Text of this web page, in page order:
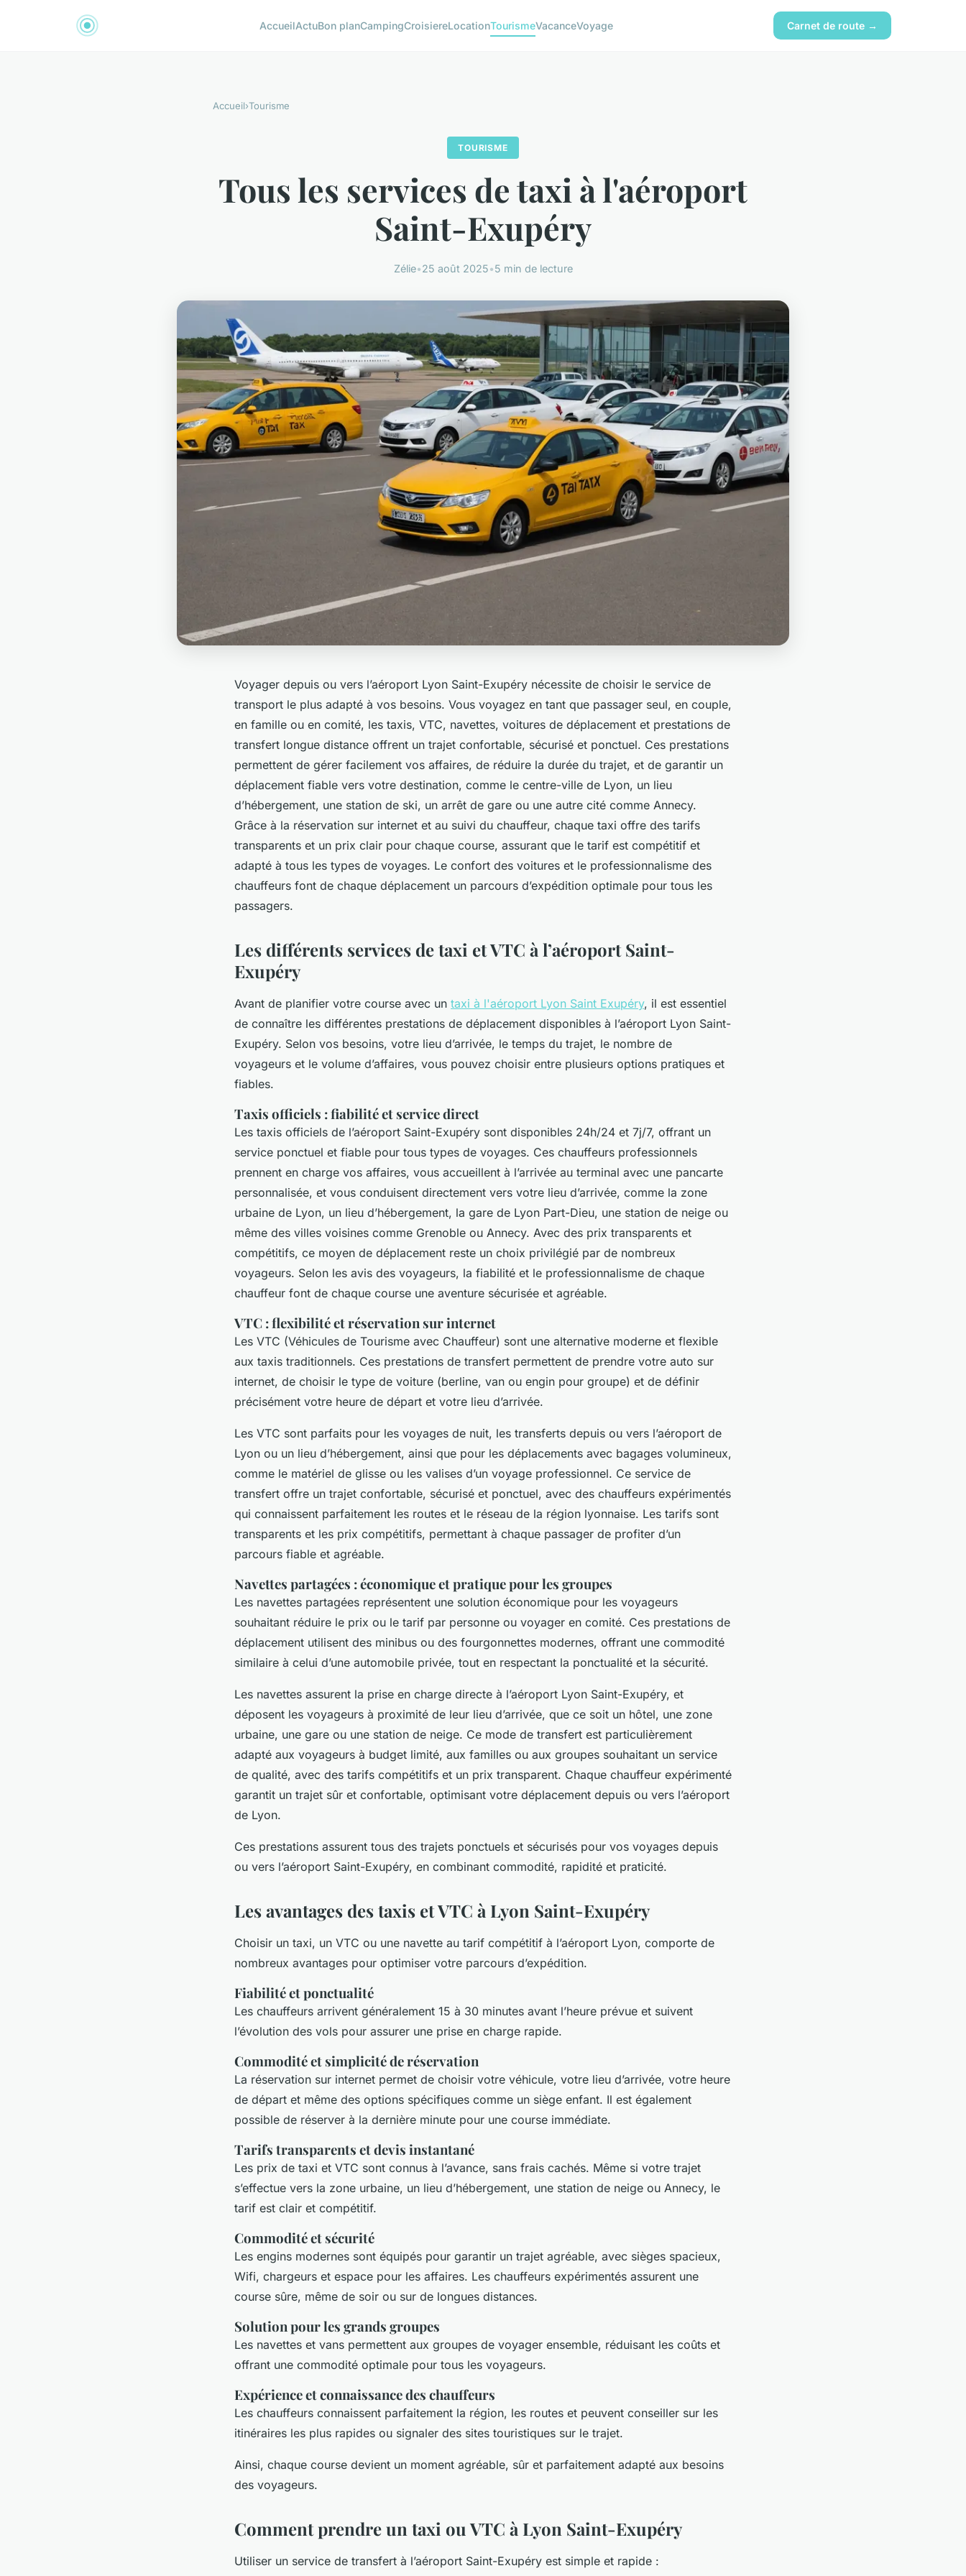
AccueilActuBon planCampingCroisiereLocationTourismeVacanceVoyage Carnet de route →
Accueil›Tourisme
TOURISME
Tous les services de taxi à l'aéroport
Saint-Exupéry
Zélie•25 août 2025•5 min de lecture
Voyager depuis ou vers l’aéroport Lyon Saint-Exupéry nécessite de choisir le service de
transport le plus adapté à vos besoins. Vous voyagez en tant que passager seul, en couple,
en famille ou en comité, les taxis, VTC, navettes, voitures de déplacement et prestations de
transfert longue distance offrent un trajet confortable, sécurisé et ponctuel. Ces prestations
permettent de gérer facilement vos affaires, de réduire la durée du trajet, et de garantir un
déplacement fiable vers votre destination, comme le centre-ville de Lyon, un lieu
d’hébergement, une station de ski, un arrêt de gare ou une autre cité comme Annecy.
Grâce à la réservation sur internet et au suivi du chauffeur, chaque taxi offre des tarifs
transparents et un prix clair pour chaque course, assurant que le tarif est compétitif et
adapté à tous les types de voyages. Le confort des voitures et le professionnalisme des
chauffeurs font de chaque déplacement un parcours d’expédition optimale pour tous les
passagers.
Les différents services de taxi et VTC à l’aéroport Saint-
Exupéry
Avant de planifier votre course avec un taxi à l'aéroport Lyon Saint Exupéry, il est essentiel
de connaître les différentes prestations de déplacement disponibles à l’aéroport Lyon Saint-
Exupéry. Selon vos besoins, votre lieu d’arrivée, le temps du trajet, le nombre de
voyageurs et le volume d’affaires, vous pouvez choisir entre plusieurs options pratiques et
fiables.
Taxis officiels : fiabilité et service direct
Les taxis officiels de l’aéroport Saint-Exupéry sont disponibles 24h/24 et 7j/7, offrant un
service ponctuel et fiable pour tous types de voyages. Ces chauffeurs professionnels
prennent en charge vos affaires, vous accueillent à l’arrivée au terminal avec une pancarte
personnalisée, et vous conduisent directement vers votre lieu d’arrivée, comme la zone
urbaine de Lyon, un lieu d’hébergement, la gare de Lyon Part-Dieu, une station de neige ou
même des villes voisines comme Grenoble ou Annecy. Avec des prix transparents et
compétitifs, ce moyen de déplacement reste un choix privilégié par de nombreux
voyageurs. Selon les avis des voyageurs, la fiabilité et le professionnalisme de chaque
chauffeur font de chaque course une aventure sécurisée et agréable.
VTC : flexibilité et réservation sur internet
Les VTC (Véhicules de Tourisme avec Chauffeur) sont une alternative moderne et flexible
aux taxis traditionnels. Ces prestations de transfert permettent de prendre votre auto sur
internet, de choisir le type de voiture (berline, van ou engin pour groupe) et de définir
précisément votre heure de départ et votre lieu d’arrivée.
Les VTC sont parfaits pour les voyages de nuit, les transferts depuis ou vers l’aéroport de
Lyon ou un lieu d’hébergement, ainsi que pour les déplacements avec bagages volumineux,
comme le matériel de glisse ou les valises d’un voyage professionnel. Ce service de
transfert offre un trajet confortable, sécurisé et ponctuel, avec des chauffeurs expérimentés
qui connaissent parfaitement les routes et le réseau de la région lyonnaise. Les tarifs sont
transparents et les prix compétitifs, permettant à chaque passager de profiter d’un
parcours fiable et agréable.
Navettes partagées : économique et pratique pour les groupes
Les navettes partagées représentent une solution économique pour les voyageurs
souhaitant réduire le prix ou le tarif par personne ou voyager en comité. Ces prestations de
déplacement utilisent des minibus ou des fourgonnettes modernes, offrant une commodité
similaire à celui d’une automobile privée, tout en respectant la ponctualité et la sécurité.
Les navettes assurent la prise en charge directe à l’aéroport Lyon Saint-Exupéry, et
déposent les voyageurs à proximité de leur lieu d’arrivée, que ce soit un hôtel, une zone
urbaine, une gare ou une station de neige. Ce mode de transfert est particulièrement
adapté aux voyageurs à budget limité, aux familles ou aux groupes souhaitant un service
de qualité, avec des tarifs compétitifs et un prix transparent. Chaque chauffeur expérimenté
garantit un trajet sûr et confortable, optimisant votre déplacement depuis ou vers l’aéroport
de Lyon.
Ces prestations assurent tous des trajets ponctuels et sécurisés pour vos voyages depuis
ou vers l’aéroport Saint-Exupéry, en combinant commodité, rapidité et praticité.
Les avantages des taxis et VTC à Lyon Saint-Exupéry
Choisir un taxi, un VTC ou une navette au tarif compétitif à l’aéroport Lyon, comporte de
nombreux avantages pour optimiser votre parcours d’expédition.
Fiabilité et ponctualité
Les chauffeurs arrivent généralement 15 à 30 minutes avant l’heure prévue et suivent
l’évolution des vols pour assurer une prise en charge rapide.
Commodité et simplicité de réservation
La réservation sur internet permet de choisir votre véhicule, votre lieu d’arrivée, votre heure
de départ et même des options spécifiques comme un siège enfant. Il est également
possible de réserver à la dernière minute pour une course immédiate.
Tarifs transparents et devis instantané
Les prix de taxi et VTC sont connus à l’avance, sans frais cachés. Même si votre trajet
s’effectue vers la zone urbaine, un lieu d’hébergement, une station de neige ou Annecy, le
tarif est clair et compétitif.
Commodité et sécurité
Les engins modernes sont équipés pour garantir un trajet agréable, avec sièges spacieux,
Wifi, chargeurs et espace pour les affaires. Les chauffeurs expérimentés assurent une
course sûre, même de soir ou sur de longues distances.
Solution pour les grands groupes
Les navettes et vans permettent aux groupes de voyager ensemble, réduisant les coûts et
offrant une commodité optimale pour tous les voyageurs.
Expérience et connaissance des chauffeurs
Les chauffeurs connaissent parfaitement la région, les routes et peuvent conseiller sur les
itinéraires les plus rapides ou signaler des sites touristiques sur le trajet.
Ainsi, chaque course devient un moment agréable, sûr et parfaitement adapté aux besoins
des voyageurs.
Comment prendre un taxi ou VTC à Lyon Saint-Exupéry
Utiliser un service de transfert à l’aéroport Saint-Exupéry est simple et rapide :